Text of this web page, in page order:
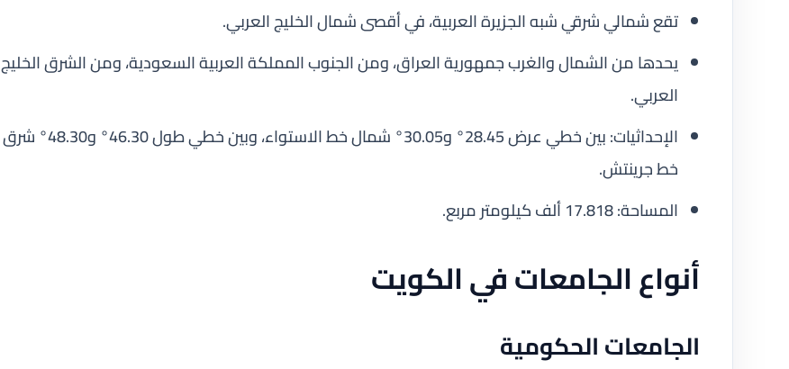
تقع شمالي شرقي شبه الجزيرة العربية، في أقصى شمال الخليج العربي.
يحدها من الشمال والغرب جمهورية العراق، ومن الجنوب المملكة العربية السعودية، ومن الشرق الخليج
العربي.
الإحداثيات: بين خطي عرض 28.45° و30.05° شمال خط الاستواء، وبين خطي طول 46.30° و48.30° شرق
خط جرينتش.
المساحة: 17.818 ألف كيلومتر مربع.
أنواع الجامعات في الكويت
الجامعات الحكومية